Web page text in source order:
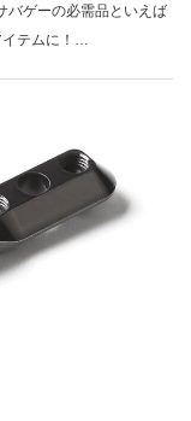
バゲーの必需品といえば
テムに！…